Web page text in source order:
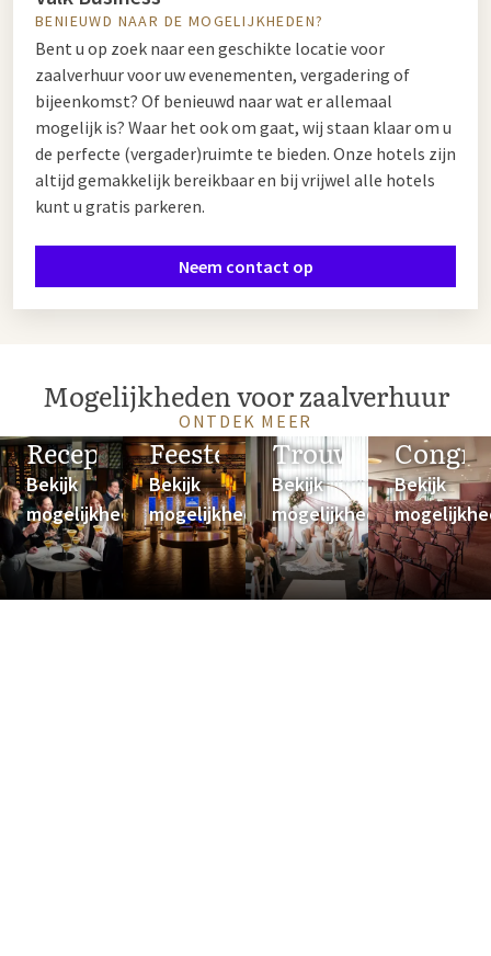
vergadering. Zo bent u in alle gevallen zeker van een
succesvolle vergadering! Voor meer informatie over de zalen
met bijbehorende faciliteiten en arrangementen kunt u het
beste contact opnemen met het salesteam van het hotel
naar keuze. De contactgegevens en overige informatie vindt u
op de website van het hotel.
BENIEUWD NAAR DE MOGELIJKHEDEN?
Bent u op zoek naar een geschikte locatie voor
zaalverhuur voor uw evenementen, vergadering of
bijeenkomst? Of benieuwd naar wat er allemaal
mogelijk is? Waar het ook om gaat, wij staan klaar om u
de perfecte (vergader)ruimte te bieden. Onze hotels zijn
altijd gemakkelijk bereikbaar en bij vrijwel alle hotels
kunt u gratis parkeren.
Neem contact op
Mogelijkheden voor zaalverhuur
ONTDEK MEER
Recepties
Bekijk
mogelijkheden
Feesten
Bekijk
mogelijkheden
Trouwen
Bekijk
mogelijkheden
Bekijk